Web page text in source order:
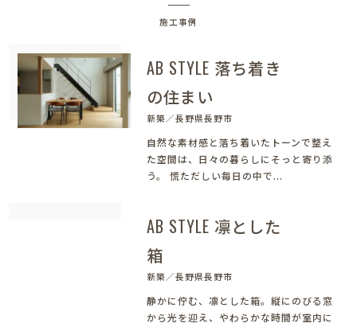
施工事例
AB STYLE 落ち着き
の住まい
新築／長野県長野市
自然な素材感と落ち着いたトーンで整え
た空間は、日々の暮らしにそっと寄り添
う。 慌ただしい毎日の中で...
AB STYLE 凛とした
箱
新築／長野県長野市
静かに佇む、凛とした箱。縦にのびる窓
から光を迎え、やわらかな時間が室内に